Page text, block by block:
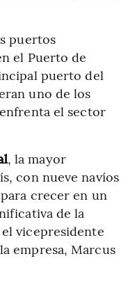
puertos
el Puerto de
puerto del
uno de los
el sector
, la mayor
con nueve navíos
crecer en un
de la
vicepresidente
empresa, Marcus